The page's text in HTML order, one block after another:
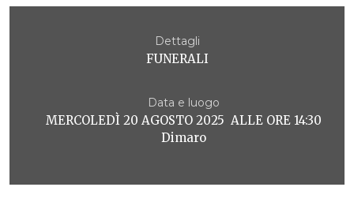
Dettagli
FUNERALI
Data e luogo
MERCOLEDÌ 20 AGOSTO 2025 ALLE ORE 14:30
Dimaro